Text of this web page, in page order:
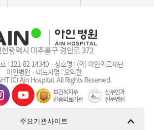
광역시 미추홀구 경인로 372
: 121-82-14340ㆍ상호명 : (의) 아인의료재단
아인병원ㆍ대표자명 : 오익환
(C) Ain Hospital. All Rights Reserved.
보건복지부
인증의료기관
산부인과
전문병원
주요기관사이트